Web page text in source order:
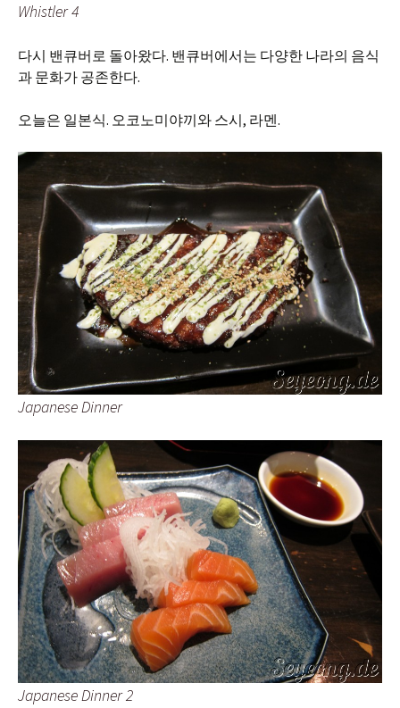
Whistler 4
다시 밴큐버로 돌아왔다. 밴큐버에서는 다양한 나라의 음식
과 문화가 공존한다.
오늘은 일본식. 오코노미야끼와 스시, 라멘.
Japanese Dinner
Japanese Dinner 2